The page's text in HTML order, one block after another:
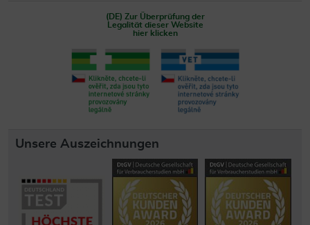
(DE) Zur Überprüfung der
Legalität dieser Website
hier klicken
Unsere Auszeichnungen